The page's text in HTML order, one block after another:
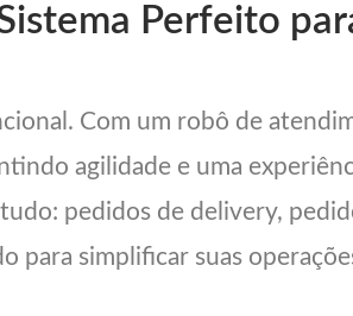
Perfeito
Com um robô de
agilidade e uma
pedidos de delivery,
para simplificar suas